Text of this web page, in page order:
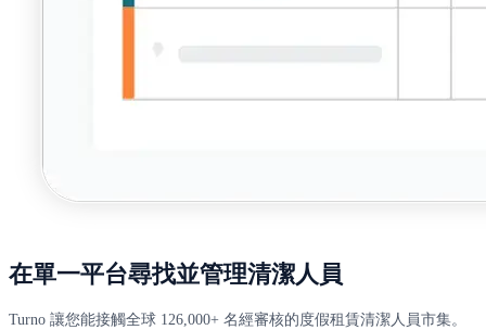
在單一平台尋找並管理清潔人員
Turno 讓您能接觸全球 126,000+ 名經審核的度假租賃清潔人員市集。